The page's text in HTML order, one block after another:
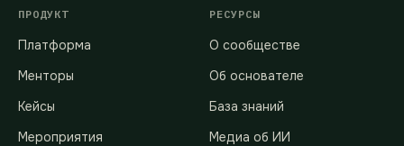
ПРОДУКТ
Платформа
Менторы
Кейсы
Мероприятия
РЕСУРСЫ
О сообществе
Об основателе
База знаний
Медиа об ИИ